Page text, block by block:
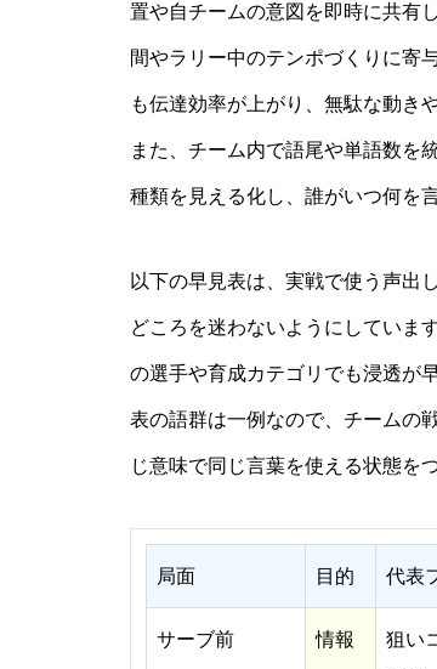
置や自チームの意図を即時に共有
間やラリー中のテンポづくりに寄
も伝達効率が上がり、無駄な動き
また、チーム内で語尾や単語数を
種類を見える化し、誰がいつ何を
以下の早見表は、実戦で使う声出
どころを迷わないようにしていま
の選手や育成カテゴリでも浸透が
表の語群は一例なので、チームの
じ意味で同じ言葉を使える状態を
局面 目的 代表
サーブ前 情報 狙い